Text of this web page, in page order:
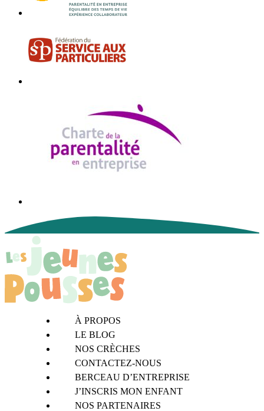
À PROPOS
LE BLOG
NOS CRÈCHES
CONTACTEZ-NOUS
BERCEAU D’ENTREPRISE
J’INSCRIS MON ENFANT
NOS PARTENAIRES